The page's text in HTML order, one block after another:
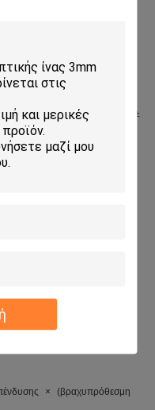
350 – 2200 NM
± 0,02 | 0,52 ± 0,02 | 0,57 ±
2000 μm
700 PPM)
χαμηλός (< 1="" ppm="">
× (βραχυπρόθεσμη